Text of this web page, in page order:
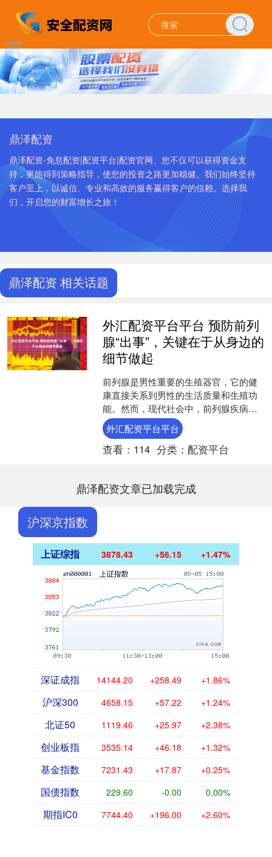
鼎泽配资
鼎泽配资-免息配资|配资平台|配资官网、您不仅可以获得资金支
持，更能得到策略指导，使您的投资之路更加稳健。我们始终坚持
客户至上，以诚信、专业和高效的服务赢得客户的信赖。选择我
们，开启您的财富增长之旅！
鼎泽配资 相关话题
外汇配资平台平台 预防前列
腺“出事”，关键在于从身边的
细节做起
前列腺是男性重要的生殖器官，它的健
康直接关系到男性的生活质量和生殖功
能。然而，现代社会中，前列腺疾病的
发病率越来越高，给男性带来了诸多困
扰。其实，预防前列腺“出....
外汇配资平台平台
查看： 114 分类： 配资平台
鼎泽配资文章已加载完成
沪深京指数
上证综指 3878.43 +56.15 +1.47%
深证成指 14144.20 +258.49 +1.86%
沪深300 4658.15 +57.22 +1.24%
北证50 1119.46 +25.97 +2.38%
创业板指 3535.14 +46.18 +1.32%
基金指数 7231.43 +17.87 +0.25%
国债指数 229.60 -0.00 0.00%
期指IC0 7744.40 +196.00 +2.60%